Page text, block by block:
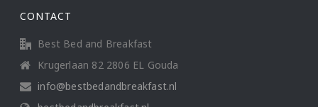
CONTACT
Best Bed and Breakfast
Krugerlaan 82 2806 EL Gouda
info@bestbedandbreakfast.nl